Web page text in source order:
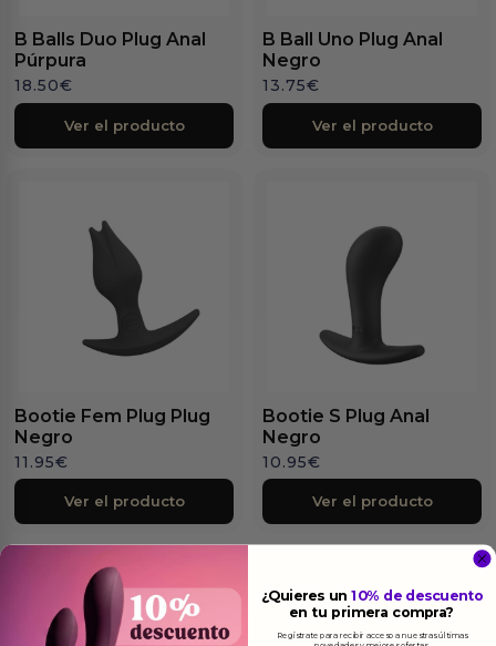
B Balls Duo Plug Anal
Púrpura
18.50€
Ver el producto
B Ball Uno Plug Anal
Negro
13.75€
Ver el producto
Bootie Fem Plug Plug
Negro
11.95€
Ver el producto
Bootie S Plug Anal
Negro
10.95€
Ver el producto
¿Quieres un10% de descuento
en tu primera compra?
Regístrate para recibir acceso a nuestras últimas